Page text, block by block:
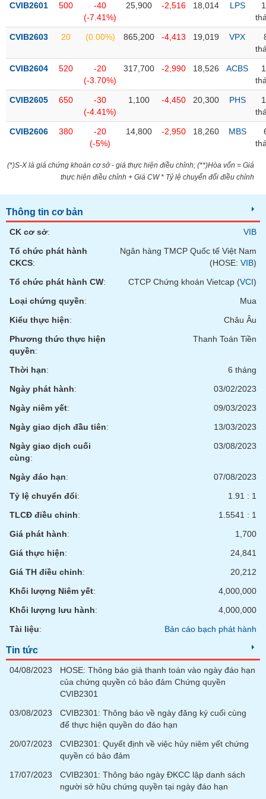
thái
phiếu
mô
thị
Niêm
Niêm
mới
Niêm
yết
bổ
sung
Hủy
niêm
dõi
đặc
biệt
Không
ký
quỹ
Danh
ETF
Cổ
chi
tiết
Tổng
dịch
Tài
chính
Phân
kỹ
thuật
doanh
Tin
kiện
CVIB2601 500
-40
(-7.41%)
25,900 -2,516 18,014 LPS
CVIB2603 20 (0.00%) 865,200 -4,413 19,019 VPX
CVIB2604 520
-20
(-3.70%)
317,700 -2,990 18,526 ACBS
CVIB2605 650
-30
(-4.41%)
1,100 -4,450 20,300 PHS
CVIB2606 380
-20
(-5%)
14,800 -2,950 18,260 MBS
(*)S-X là giá chứng khoán cơ sở - giá thực hiện điều chỉnh; (**)Hòa vốn = Giá
thực hiện điều chỉnh + Giá CW * Tỷ lệ chuyển đổi điều chỉnh
Thông tin cơ bản
CK cơ sở:
VIB
Tổ chức phát hành
CKCS:
Ngân hàng TMCP Quốc tế Việt Nam
(HOSE: VIB)
Tổ chức phát hành CW: CTCP Chứng khoán Vietcap (VCI)
Loại chứng quyền:
Mua
Kiểu thực hiện:
Châu Âu
Phương thức thực hiện
quyền:
Thanh Toán Tiền
Thời hạn:
6 tháng
Ngày phát hành:
03/02/2023
Ngày niêm yết:
09/03/2023
Ngày giao dịch đầu tiên:
13/03/2023
Ngày giao dịch cuối
cùng:
03/08/2023
Ngày đáo hạn:
07/08/2023
Tỷ lệ chuyển đổi:
1.91 : 1
TLCĐ điều chỉnh:
1.5541 : 1
Giá phát hành:
1,700
Giá thực hiện:
24,841
Giá TH điều chỉnh:
20,212
Khối lượng Niêm yết:
4,000,000
Khối lượng lưu hành:
4,000,000
Tài liệu: Bản cáo bạch phát hành
Tin tức
04/08/2023
HOSE: Thông báo giá thanh toán vào ngày đáo hạn
của chứng quyền có bảo đảm Chứng quyền
CVIB2301
03/08/2023
CVIB2301: Thông báo về ngày đăng ký cuối cùng
để thực hiện quyền do đáo hạn
20/07/2023
CVIB2301: Quyết định về việc hủy niêm yết chứng
quyền có bảo đảm
17/07/2023
CVIB2301: Thông báo ngày ĐKCC lập danh sách
người sở hữu chứng quyền tại ngày đáo hạn
NGÀNH
DOANH
NGHIỆP
SINH
TRÁI
PHIẾU
CÔNG
ĐẦU
TƯ
DỮ
LIỆU
TIN
MỚI
(-)
VS-
SECTOR
LƯỢNG
LIỆU
CÔNG